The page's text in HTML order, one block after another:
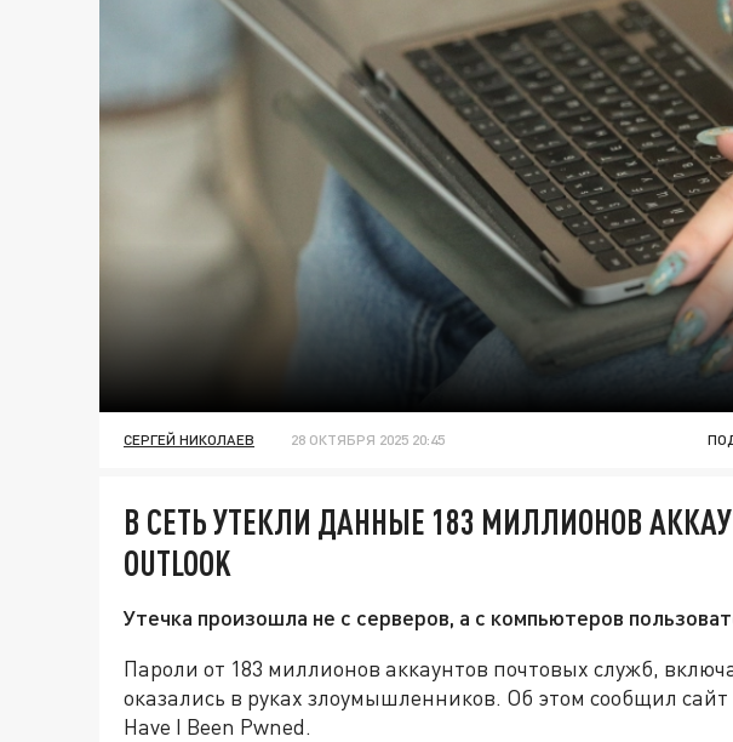
СЕРГЕЙ НИКОЛАЕВ 28 ОКТЯБРЯ 2025 20:45
В СЕТЬ УТЕКЛИ ДАННЫЕ 183 МИЛЛИОНОВ
OUTLOOK
Утечка произошла не с серверов, а с компьютеров
Пароли от 183 миллионов аккаунтов почтовых служб,
оказались в руках злоумышленников. Об этом сообщил
Have I Been Pwned.